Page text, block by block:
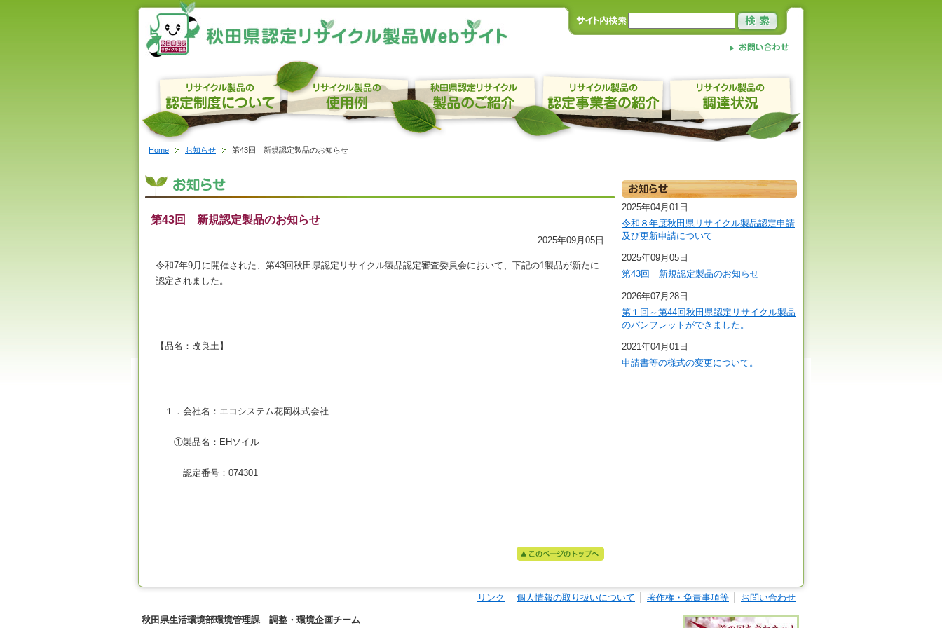
Home お知らせ 第43回 新規認定製品のお知らせ
第43回 新規認定製品のお知らせ
2025年09月05日
令和7年9月に開催された、第43回秋田県認定リサイクル製品認定審査委員会において、下記の1製品が新たに
認定されました。
【品名：改良土】
１．会社名：エコシステム花岡株式会社
①製品名：EHソイル
認定番号：074301
2025年04月01日
令和８年度秋田県リサイクル製品認定申請
及び更新申請について
2025年09月05日
第43回 新規認定製品のお知らせ
2026年07月28日
第１回～第44回秋田県認定リサイクル製品
のパンフレットができました。
2021年04月01日
申請書等の様式の変更について。
リンク 個人情報の取り扱いについて 著作権・免責事項等 お問い合わせ
秋田県生活環境部環境管理課 調整・環境企画チーム